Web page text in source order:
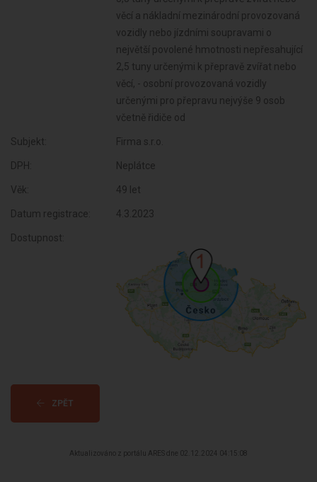
Subjekt: Firma s.r.o.
DPH: Neplátce
Věk: 49 let
Datum registrace: 4.3.2023
Dostupnost:
ZPĚT
Aktualizováno z portálu ARES dne 02.12.2024 04:15:08